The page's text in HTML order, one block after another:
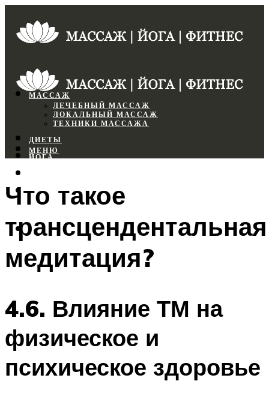
МАССАЖ
ЛЕЧЕБНЫЙ МАССАЖ
ЛОКАЛЬНЫЙ МАССАЖ
ТЕХНИКИ МАССАЖА
ДИЕТЫ
ЙОГА
ФИТНЕС
МЕНЮ
МЕНЮ
Что такое
трансцендентальная
медитация?
4.6. Влияние ТМ на
физическое и
психическое здоровье